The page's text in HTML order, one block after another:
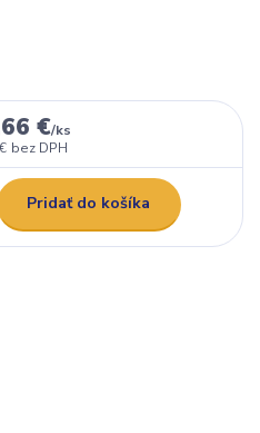
€/ks
bez DPH
Pridať do košíka